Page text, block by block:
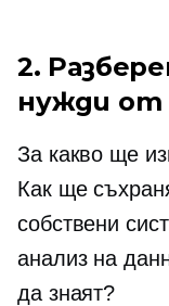
2.
нужди от
За какво ще
Как ще
собствени
анализ на
да знаят?